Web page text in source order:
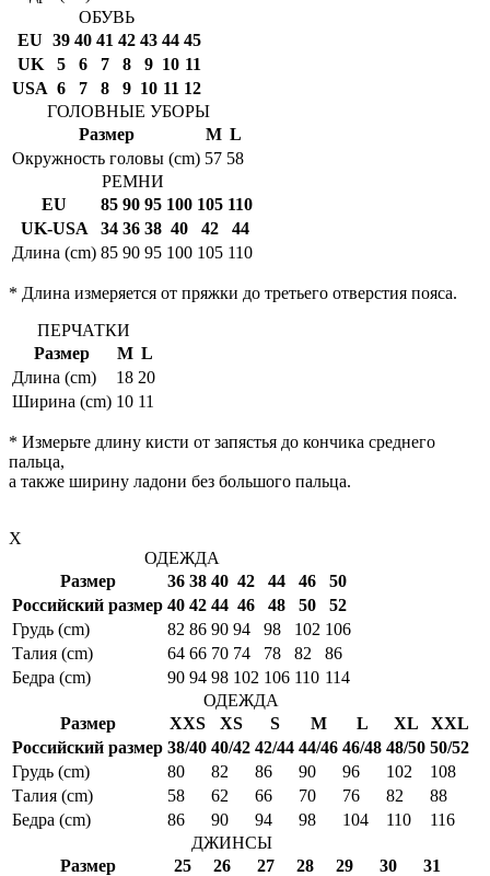
ОБУВЬ
EU 39 40 41 42 43 44 45
UK
5 6 7 8 9 10 11
USA 6 7 8 9 10 11 12
ГОЛОВНЫЕ УБОРЫ
Размер
M L
Окружность головы (cm) 57 58
РЕМНИ
EU
85 90 95 100 105 110
UK-USA
34 36 38 40 42
44
Длина (cm) 85 90 95 100 105 110
* Длина измеряется от пряжки до третьего отверстия пояса.
ПЕРЧАТКИ
Размер
M L
Длина (cm)
18 20
Ширина (cm) 10 11
* Измерьте длину кисти от запястья до кончика среднего
пальца,
а также ширину ладони без большого пальца.
X
ОДЕЖДА
Размер
36 38 40 42 44 46
50
Российский размер 40 42 44 46 48 50
52
Грудь (cm)
82 86 90 94 98 102 106
Талия (cm)
64 66 70 74 78 82
86
Бедра (cm)
90 94 98 102 106 110 114
ОДЕЖДА
Размер
XXS XS S M L XL
XXL
Российский размер 38/40 40/42 42/44 44/46 46/48 48/50 50/52
Грудь (cm)
80 82 86 90 96 102
108
Талия (cm)
58 62 66 70 76 82
88
Бедра (cm)
86 90 94 98 104 110
116
ДЖИНСЫ
Размер
25 26 27 28 29 30
31